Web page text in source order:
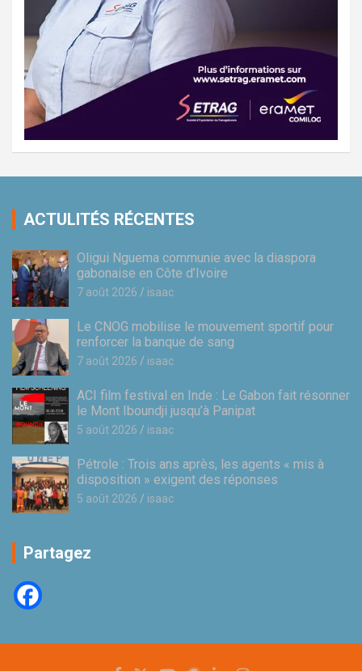
ACTULITÉS RÉCENTES
Oligui Nguema communie avec la diaspora
gabonaise en Côte d’Ivoire
7 août 2026 isaac
Le CNOG mobilise le mouvement sportif pour
renforcer la banque de sang
7 août 2026 isaac
ACI film festival en Inde : Le Gabon fait résonner
le Mont Iboundji jusqu’à Panipat
5 août 2026 isaac
Pétrole : Trois ans après, les agents « mis à
disposition » exigent des réponses
5 août 2026 isaac
Partagez